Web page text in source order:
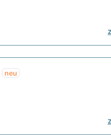
neu